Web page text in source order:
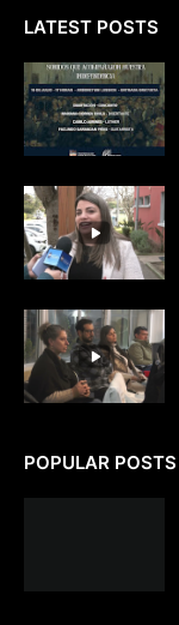
LATEST POSTS
POPULAR POSTS